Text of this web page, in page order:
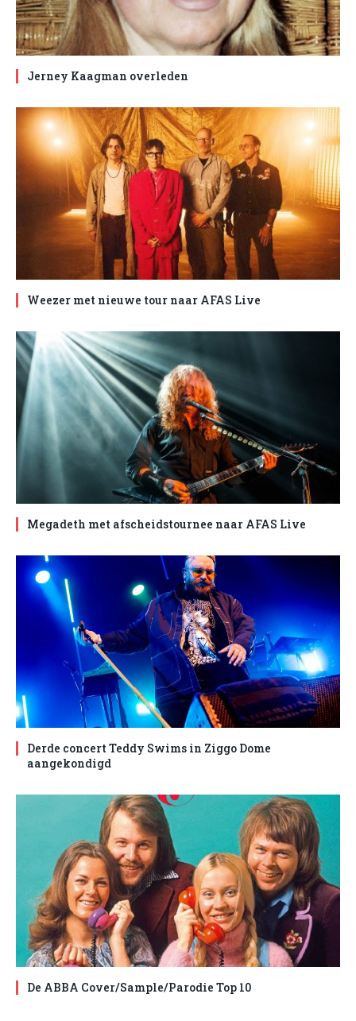
Jerney Kaagman overleden
Weezer met nieuwe tour naar AFAS Live
Megadeth met afscheidstournee naar AFAS Live
Derde concert Teddy Swims in Ziggo Dome
aangekondigd
De ABBA Cover/Sample/Parodie Top 10